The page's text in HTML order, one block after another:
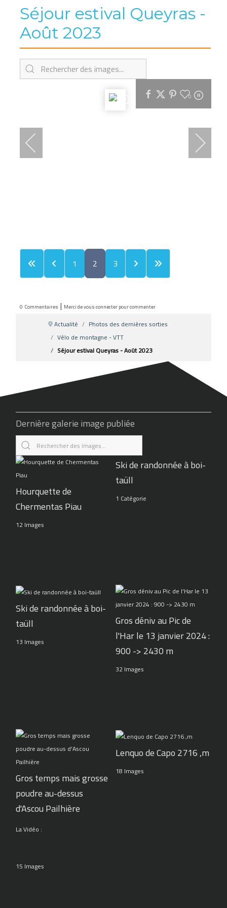
Séjour estival Queyras -
Août 2023
0
1 2 3
0 Commentaires | Merci de vous connecter pour commenter
Actualité
Photos des dernières sorties
Vélo de montagne - VTT
Séjour estival Queyras - Août 2023
Dernière galerie image publiée
Hourquette de
Chermentas Piau
12 Images
Ski de randonnée à boi-
taüll
1 Catégorie
Ski de randonnée à boi-
taüll
13 Images
Gros déniv au Pic de
l'Har le 13 janvier 2024 :
900 -> 2430 m
32 Images
Gros temps mais grosse
poudre au-dessus
d'Ascou Pailhière
La Vidéo :
15 Images
Lenquo de Capo 2716 ,m
18 Images